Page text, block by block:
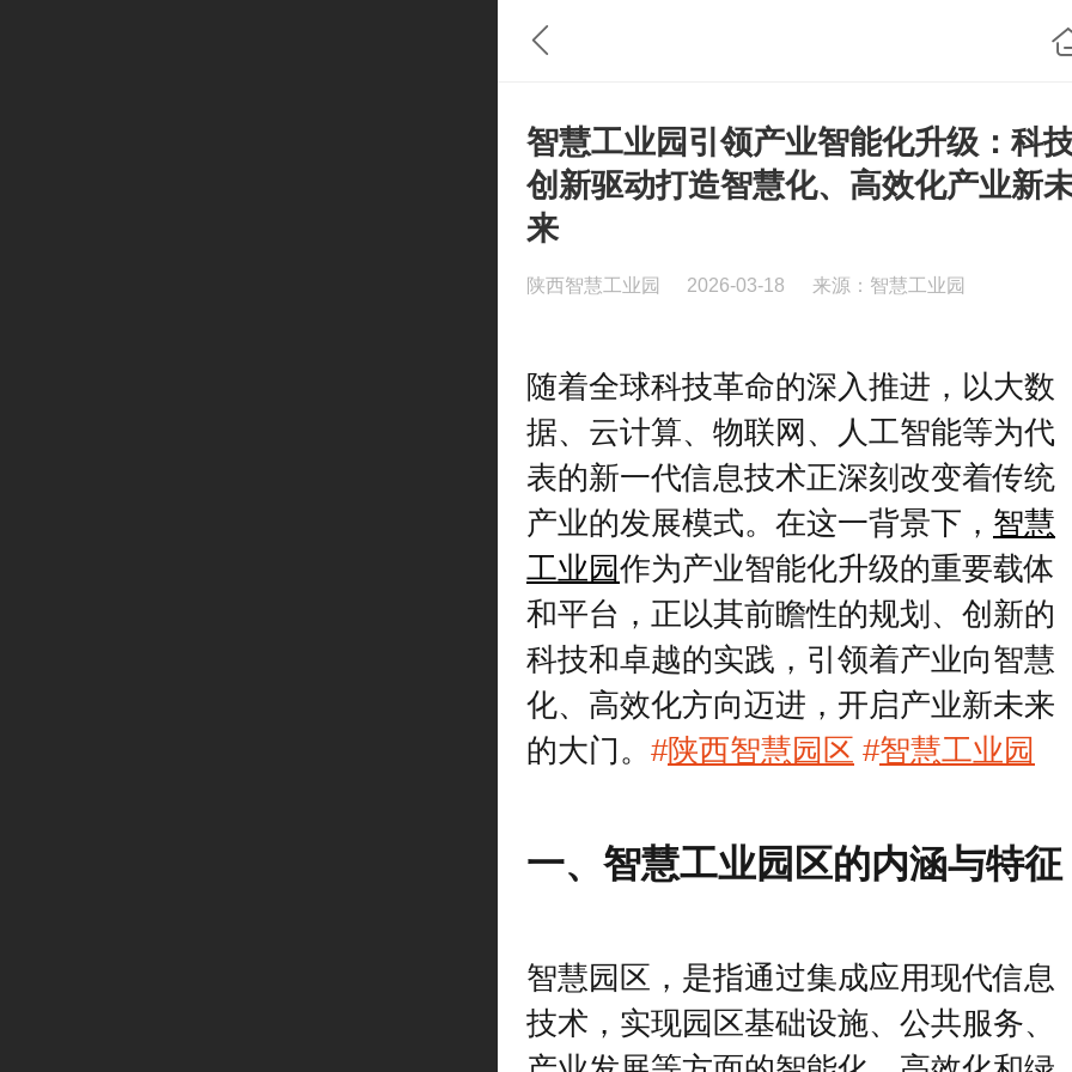
智慧工业园引领产业智能化升级：科
创新驱动打造智慧化、高效化产业新
来
陕西智慧工业园 2026-03-18 来源：智慧工业园
随着全球科技革命的深入推进，以大数
据、云计算、物联网、人工智能等为代
表的新一代信息技术正深刻改变着传统
产业的发展模式。在这一背景下， 智慧
工业园作为产业智能化升级的重要载体
和平台，正以其前瞻性的规划、创新的
科技和卓越的实践，引领着产业向智慧
化、高效化方向迈进，开启产业新未来
的大门。 #陕西智慧园区 #智慧工业园
一、智慧工业园区的内涵与特征
智慧园区，是指通过集成应用现代信息
技术，实现园区基础设施、公共服务、